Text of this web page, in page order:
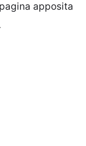
apposita